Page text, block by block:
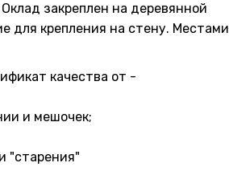
закреплен на деревянной
для крепления на стену. Местами
качества от -
и мешочек;
"старения"